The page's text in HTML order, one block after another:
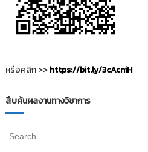
ง
หรือคลิก >>https://bit.ly/3cAcniH
สืบค้นผลงานทางวิชาการ
e